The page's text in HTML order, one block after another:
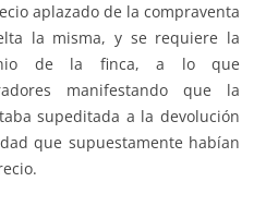
aplazado de la compraventa
la misma, y se requiere la
de la finca, a lo que
manifestando que la
supeditada a la devolución
que supuestamente habían